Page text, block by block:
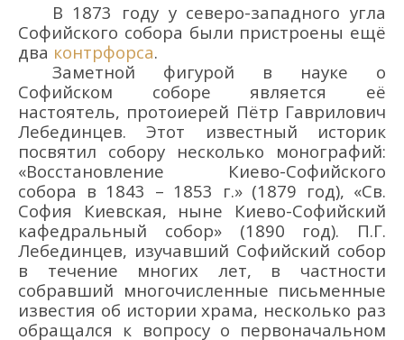
В 1873 году у северо-западного угла
Софийского собора были пристроены ещё
два контрфорса.
Заметной фигурой в науке о
Софийском соборе является её
настоятель, протоиерей Пётр Гаврилович
Лебединцев. Этот известный историк
посвятил собору несколько монографий:
«Восстановление Киево-Софийского
собора в 1843 – 1853 г.» (1879 год), «Св.
София Киевская, ныне Киево-Софийский
кафедральный собор» (1890 год). П.Г.
Лебединцев, изучавший Софийский собор
в течение многих лет, в частности
собравший многочисленные письменные
известия об истории храма, несколько раз
обращался к вопросу о первоначальном